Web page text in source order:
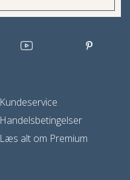
Kundeservice
Handelsbetingelser
Læs alt om Premium